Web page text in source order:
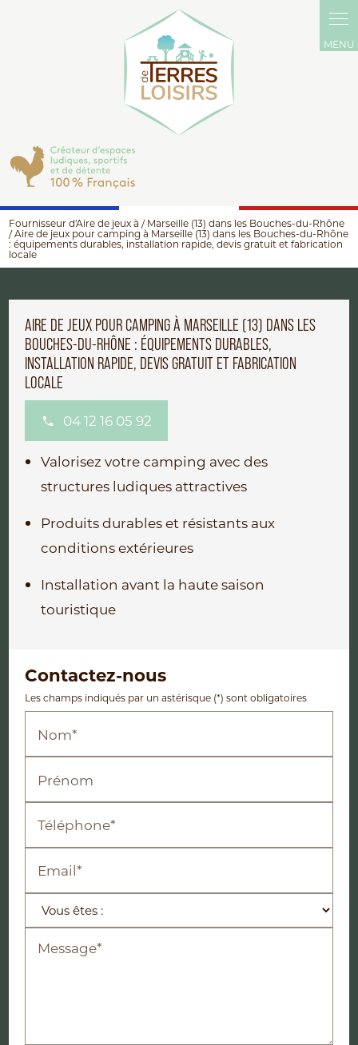
Fournisseur d'Aire de jeux à / Marseille (13) dans les Bouches-du-Rhône
/ Aire de jeux pour camping à Marseille (13) dans les Bouches-du-Rhône
: équipements durables, installation rapide, devis gratuit et fabrication
locale
AIRE DE JEUX POUR CAMPING À MARSEILLE (13) DANS LES
BOUCHES-DU-RHÔNE : ÉQUIPEMENTS DURABLES,
INSTALLATION RAPIDE, DEVIS GRATUIT ET FABRICATION
LOCALE
04 12 16 05 92
Valorisez votre camping avec des
structures ludiques attractives
Produits durables et résistants aux
conditions extérieures
Installation avant la haute saison
touristique
Contactez-nous
Les champs indiqués par un astérisque (*) sont obligatoires
Nom*
Prénom
Téléphone*
Email*
Message*
Panneau de gestion des cookies